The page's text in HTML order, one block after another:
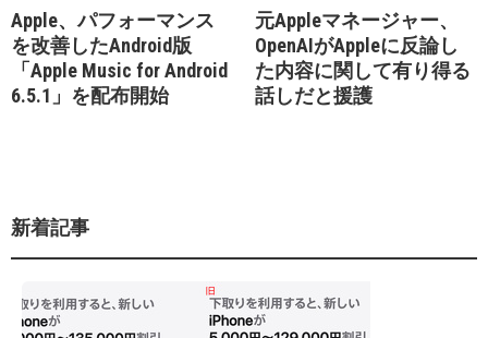
Apple、パフォーマンス
を改善したAndroid版
「Apple Music for Android
6.5.1」を配布開始
元Appleマネージャー、
OpenAIがAppleに反論し
た内容に関して有り得る
話しだと援護
新着記事